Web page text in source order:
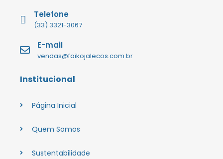
Telefone
(33) 3321-3067
E-mail
vendas@faikojalecos.com.br
Institucional
Página Inicial
Quem Somos
Sustentabilidade